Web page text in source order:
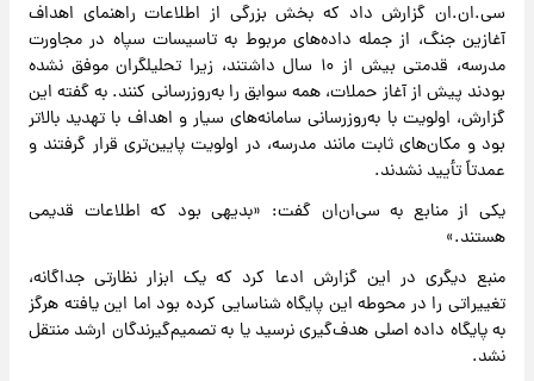
سی‌.ان‌.ان گزارش داد که بخش بزرگی از اطلاعات راهنمای اهداف
آغازین جنگ، از جمله داده‌های مربوط به تاسیسات سپاه در مجاورت
مدرسه، قدمتی بیش از ۱۰ سال داشتند، زیرا تحلیلگران موفق نشده
بودند پیش از آغاز حملات، همه سوابق را به‌روزرسانی کنند. به گفته این
گزارش، اولویت با به‌روزرسانی سامانه‌های سیار و اهداف با تهدید بالاتر
بود و مکان‌های ثابت مانند مدرسه، در اولویت پایین‌تری قرار گرفتند و
عمدتاً تأیید نشدند.
یکی از منابع به سی‌ان‌ان گفت: «بدیهی بود که اطلاعات قدیمی
هستند.»
منبع دیگری در این گزارش ادعا کرد که یک ابزار نظارتی جداگانه،
تغییراتی را در محوطه این پایگاه شناسایی کرده بود اما این یافته هرگز
به پایگاه داده اصلی هدف‌گیری نرسید یا به تصمیم‌گیرندگان ارشد منتقل
نشد.